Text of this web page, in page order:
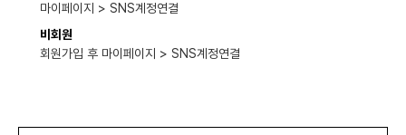
마이페이지 > SNS계정연결
비회원
회원가입 후 마이페이지 > SNS계정연결